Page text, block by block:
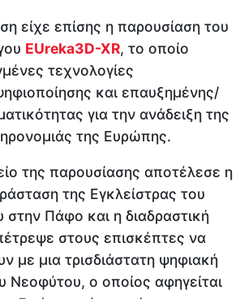
είχε επίσης η παρουσίαση του
EUreka3D-XR, το οποίο
τεχνολογίες
και επαυξημένης/
για την ανάδειξη της
της Ευρώπης.
της παρουσίασης αποτέλεσε η
της Εγκλείστρας του
στην Πάφο και η διαδραστική
στους επισκέπτες να
με μια τρισδιάστατη ψηφιακή
Νεοφύτου, ο οποίος αφηγείται